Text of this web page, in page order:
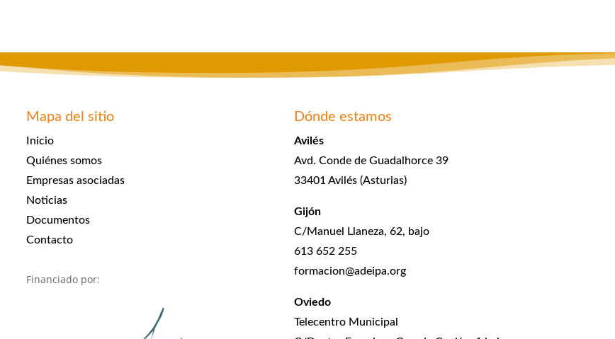
Mapa del sitio
Inicio
Quiénes somos
Empresas asociadas
Noticias
Documentos
Contacto
Financiado por:
Dónde estamos
Avilés
Avd. Conde de Guadalhorce 39
33401 Avilés (Asturias)
Gijón
C/Manuel Llaneza, 62, bajo
613 652 255
formacion@adeipa.org
Oviedo
Telecentro Municipal